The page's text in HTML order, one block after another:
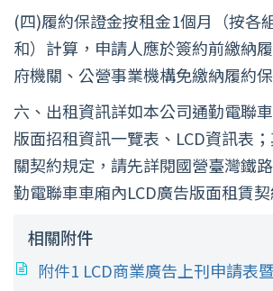
(四)履約保證金按租金1個月（按各
和）計算，申請人應於簽約前繳納
府機關、公營事業機構免繳納履約
六、出租資訊詳如本公司通勤電聯
版面招租資訊一覽表、LCD資訊表
關契約規定，請先詳閱國營臺灣鐵
勤電聯車車廂內LCD廣告版面租賃契
相關附件
附件1 LCD商業廣告上刊申請表